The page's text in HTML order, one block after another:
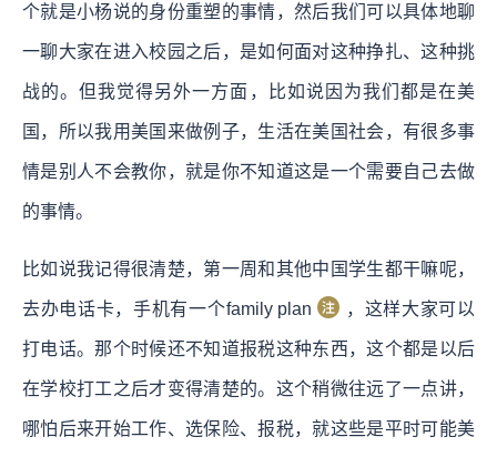
个就是小杨说的身份重塑的事情，然后我们可以具体地聊
一聊大家在进入校园之后，是如何面对这种挣扎、这种挑
战的。但我觉得另外一方面，比如说因为我们都是在美
国，所以我用美国来做例子，生活在美国社会，有很多事
情是别人不会教你，就是你不知道这是一个需要自己去做
的事情。
比如说我记得很清楚，第一周和其他中国学生都干嘛呢，
去办电话卡，手机有一个family plan ，这样大家可以
打电话。那个时候还不知道报税这种东西，这个都是以后
在学校打工之后才变得清楚的。这个稍微往远了一点讲，
哪怕后来开始工作、选保险、报税，就这些是平时可能美